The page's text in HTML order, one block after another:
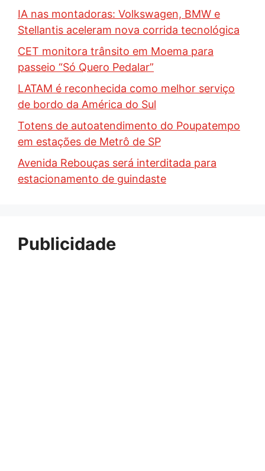
IA nas montadoras: Volkswagen, BMW e
Stellantis aceleram nova corrida tecnológica
CET monitora trânsito em Moema para
passeio “Só Quero Pedalar”
LATAM é reconhecida como melhor serviço
de bordo da América do Sul
Totens de autoatendimento do Poupatempo
em estações de Metrô de SP
Avenida Rebouças será interditada para
estacionamento de guindaste
Publicidade